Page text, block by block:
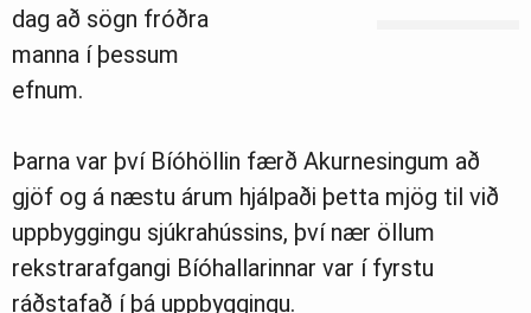
dag að sögn fróðra
manna í þessum
efnum.
Þarna var því Bíóhöllin færð Akurnesingum að
gjöf og á næstu árum hjálpaði þetta mjög til við
uppbyggingu sjúkrahússins, því nær öllum
rekstrarafgangi Bíóhallarinnar var í fyrstu
ráðstafað í þá uppbyggingu.